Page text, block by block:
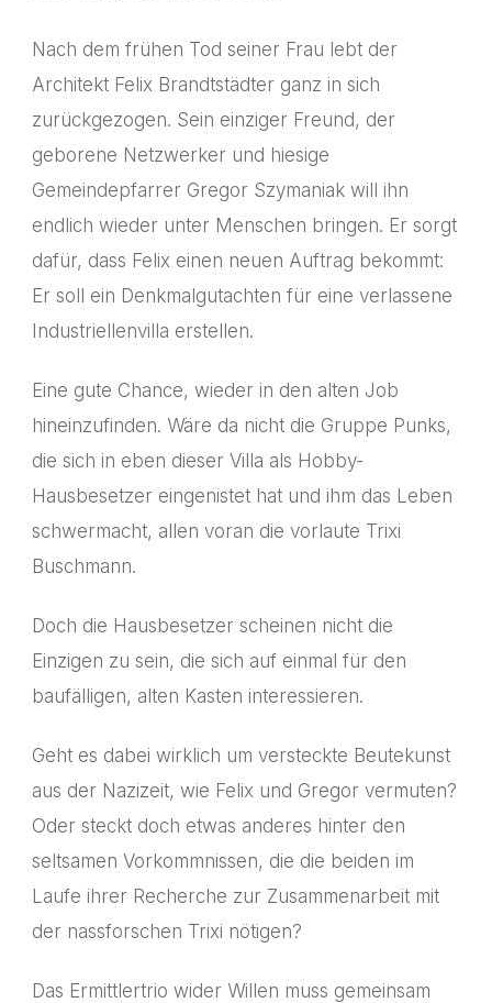
Nach dem frühen Tod seiner Frau lebt der
Architekt Felix Brandtstädter ganz in sich
zurückgezogen. Sein einziger Freund, der
geborene Netzwerker und hiesige
Gemeindepfarrer Gregor Szymaniak will ihn
endlich wieder unter Menschen bringen. Er sorgt
dafür, dass Felix einen neuen Auftrag bekommt:
Er soll ein Denkmalgutachten für eine verlassene
Industriellenvilla erstellen.
Eine gute Chance, wieder in den alten Job
hineinzufinden. Wäre da nicht die Gruppe Punks,
die sich in eben dieser Villa als Hobby-
Hausbesetzer eingenistet hat und ihm das Leben
schwermacht, allen voran die vorlaute Trixi
Buschmann.
Doch die Hausbesetzer scheinen nicht die
Einzigen zu sein, die sich auf einmal für den
baufälligen, alten Kasten interessieren.
Geht es dabei wirklich um versteckte Beutekunst
aus der Nazizeit, wie Felix und Gregor vermuten?
Oder steckt doch etwas anderes hinter den
seltsamen Vorkommnissen, die die beiden im
Laufe ihrer Recherche zur Zusammenarbeit mit
der nassforschen Trixi nötigen?
Das Ermittlertrio wider Willen muss gemeinsam